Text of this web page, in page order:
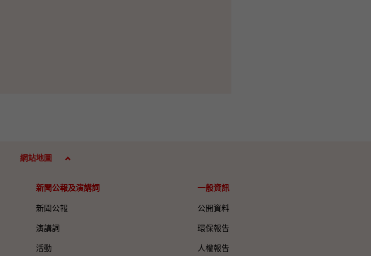
網站地圖
新聞公報及演講詞
新聞公報
演講詞
活動
一般資訊​
公開資料
環保報告
人權報告